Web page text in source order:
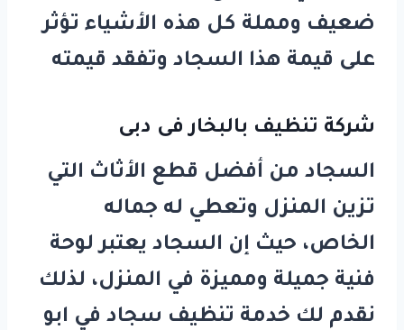
ضعيف ومملة كل هذه الأشياء تؤثر
على قيمة هذا السجاد وتفقد قيمته
شركة تنظيف بالبخار فى دبى
السجاد من أفضل قطع الأثاث التي
تزين المنزل وتعطي له جماله
الخاص، حيث إن السجاد يعتبر لوحة
فنية جميلة ومميزة في المنزل، لذلك
نقدم لك خدمة تنظيف سجاد في ابو